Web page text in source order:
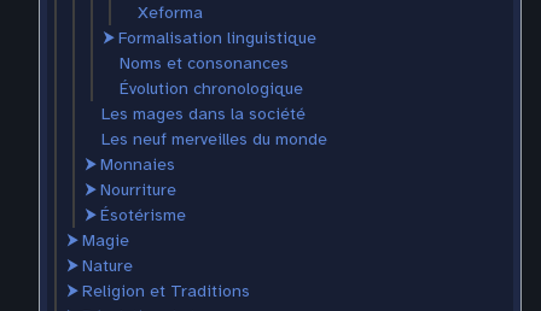
Xeforma
⮞Formalisation linguistique
Noms et consonances
Évolution chronologique
Les mages dans la société
Les neuf merveilles du monde
⮞Monnaies
⮞Nourriture
⮞Ésotérisme
⮞Magie
⮞Nature
⮞Religion et Traditions